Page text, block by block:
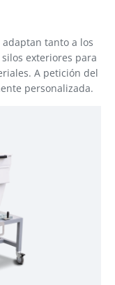
tanto a los
exteriores para
A petición del
personalizada.